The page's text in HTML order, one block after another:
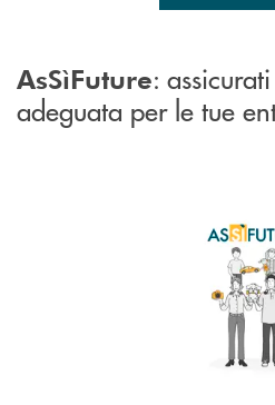
AsSìFuture:
adeguata per le tue